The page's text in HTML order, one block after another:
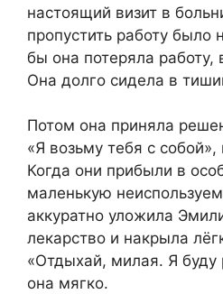
настоящий визит в
пропустить работу было
бы она потеряла работу,
Она долго сидела в
Потом она приняла
«Я возьму тебя с
Когда они прибыли в
маленькую
аккуратно уложила
лекарство и накрыла
«Отдыхай, милая. Я буду
она мягко.